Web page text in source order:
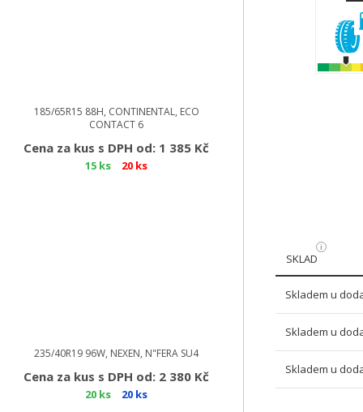
185/65R15 88H, CONTINENTAL, ECO
CONTACT 6
Cena za kus s DPH od: 1 385 Kč
15 ks 20 ks
235/40R19 96W, NEXEN, N"FERA SU4
Cena za kus s DPH od: 2 380 Kč
20 ks 20 ks
SKLAD
Skladem u
Skladem u
Skladem u